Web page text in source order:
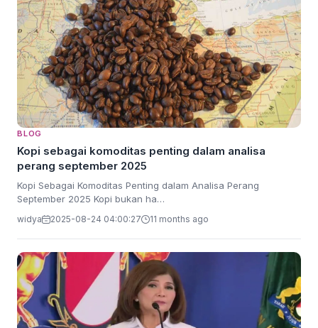
BLOG
Kopi sebagai komoditas penting dalam analisa
perang september 2025
Kopi Sebagai Komoditas Penting dalam Analisa Perang
September 2025 Kopi bukan ha…
widya 2025-08-24 04:00:27 11 months ago